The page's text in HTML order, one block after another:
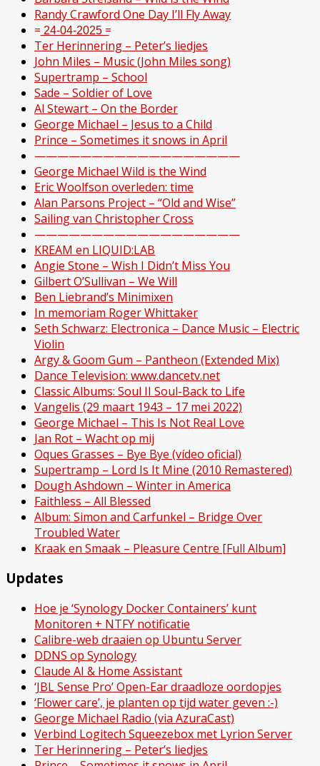
Randy Crawford One Day I’ll Fly Away
= ͟2͟4͟-͟0͟4͟-͟2͟0͟2͟5͟ =
Ter Herinnering – Peter’s liedjes
John Miles – Music (John Miles song)
Supertramp – School
Sade – Soldier of Love
Al Stewart – On the Border
George Michael – Jesus to a Child
Prince – Sometimes it snows in April
——————————————————
George Michael Wild is the Wind
Eric Woolfson overleden: time
Alan Parsons Project – “Old and Wise”
Sailing van Christopher Cross
——————————————————
KREAM en LIQUID:LAB
Angie Stone – Wish I Didn’t Miss You
Gilbert O’Sullivan – We Will
Ben Liebrand’s Minimixen
In memoriam Roger Whittaker
Seth Schwarz: Electronica – Dance Music – Electric
Violin
Argy & Goom Gum – Pantheon (Extended Mix)
Dance Television: www.dancetv.net
Classic Albums: Soul II Soul-Back to Life
Vangelis (29 maart 1943 – 17 mei 2022)
George Michael – This Is Not Real Love
Jan Rot – Wacht op mij
Oques Grasses – Bye Bye (vídeo oficial)
Supertramp – Lord Is It Mine (2010 Remastered)
Dough Ashdown – Winter in America
Faithless – All Blessed
Album: Simon and Carfunkel – Bridge Over
Troubled Water
Kraak en Smaak – Pleasure Centre [Full Album]
Updates
Hoe je ‘Synology Docker Containers’ kunt
Monitoren + NTFY notificatie
Calibre-web draaien op Ubuntu Server
DDNS op Synology
Claude AI & Home Assistant
‘JBL Sense Pro’ Open-Ear draadloze oordopjes
‘Flower care’, je planten op tijd water geven :-)
George Michael Radio (via AzuraCast)
Verbind Logitech Squeezebox met Lyrion Server
Ter Herinnering – Peter’s liedjes